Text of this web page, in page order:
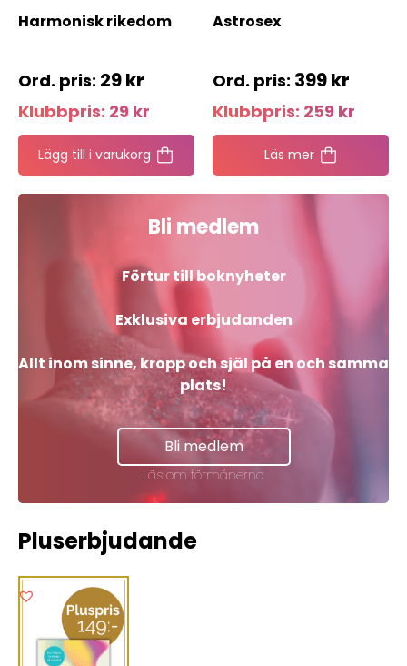
Harmonisk rikedom
29kr
Klubbpris: 29 kr
Lägg till i varukorg
Astrosex
399kr
Klubbpris: 259 kr
Läs mer
Bli medlem
Förtur till boknyheter
Exklusiva erbjudanden
Allt inom sinne, kropp och själ på en och samma
plats!
Bli medlem
Läs om förmånerna
Pluserbjudande